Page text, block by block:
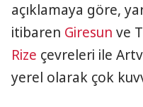
açıklamaya göre,
itibaren Giresun ve
Rize çevreleri ile
yerel olarak çok